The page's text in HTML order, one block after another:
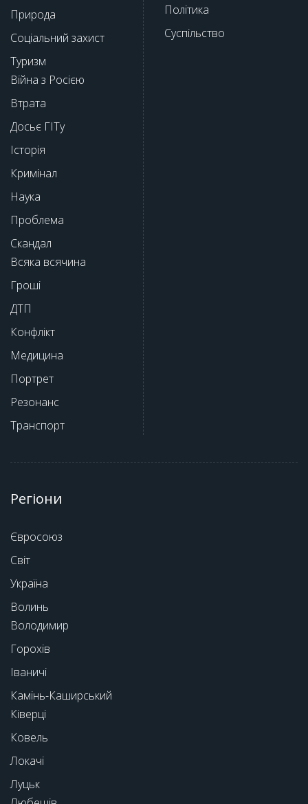
Природа
Соціальний захист
Туризм
Війна з Росією
Втрата
Досьє ГІТу
Історія
Кримінал
Наука
Проблема
Скандал
Всяка всячина
Гроші
ДТП
Конфлікт
Медицина
Портрет
Резонанс
Транспорт
Політика
Суспільство
Регіони
Євросоюз
Світ
Україна
Волинь
Володимир
Горохів
Іваничі
Камінь-Каширський
Ківерці
Ковель
Локачі
Луцьк